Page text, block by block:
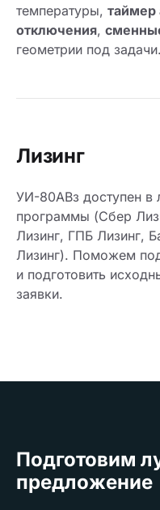
температуры, таймер
отключения,
геометрии под задачи.
Лизинг
УИ-80АВз доступен в
программы (Сбер
Лизинг, ГПБ Лизинг,
Лизинг). Поможем
и подготовить
заявки.
Подготовим
предложение